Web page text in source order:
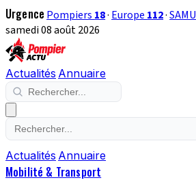
Urgence Pompiers 18· Europe 112·SAMU
samedi 08 août 2026
Actualités Annuaire
Actualités Annuaire
Mobilité & Transport